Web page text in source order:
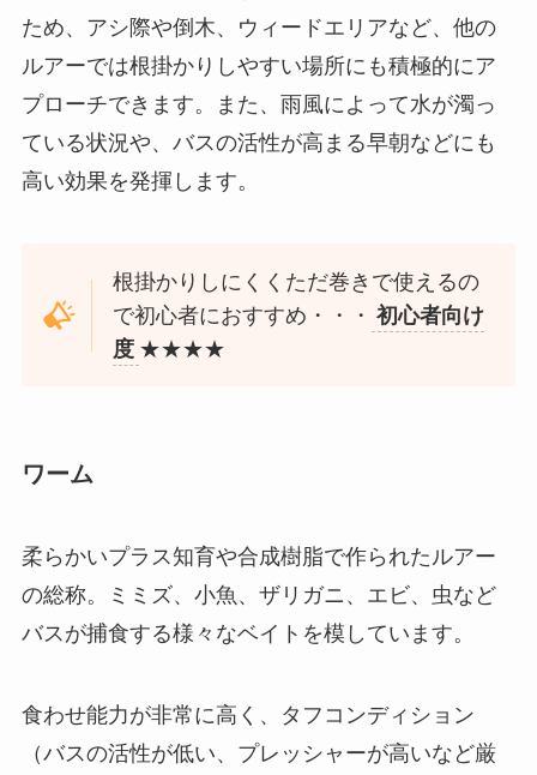
ため、アシ際や倒木、ウィードエリアなど、他の
ルアーでは根掛かりしやすい場所にも積極的にア
プローチできます。また、雨風によって水が濁っ
ている状況や、バスの活性が高まる早朝などにも
高い効果を発揮します。
根掛かりしにくくただ巻きで使えるの
で初心者におすすめ・・・ 初心者向け
度 ★★★★
ワーム
柔らかいプラス知育や合成樹脂で作られたルアー
の総称。ミミズ、小魚、ザリガニ、エビ、虫など
バスが捕食する様々なベイトを模しています。
食わせ能力が非常に高く、タフコンディション
（バスの活性が低い、プレッシャーが高いなど厳